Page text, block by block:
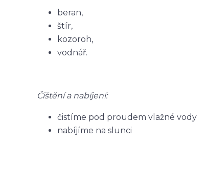
beran,
štír,
kozoroh,
vodnář.
Čištění a nabíjení:
čistíme pod proudem vlažné vody
nabíjíme na slunci